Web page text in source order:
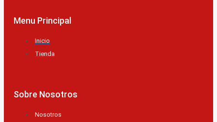
Menu Principal
Inicio
Tienda
Sobre Nosotros
Nosotros